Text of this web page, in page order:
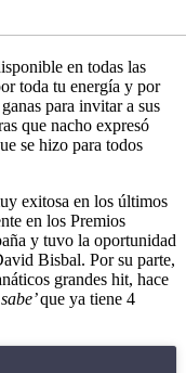
en todas las
toda tu energía y por
para invitar a sus
que nacho expresó
se hizo para todos
exitosa en los últimos
en los Premios
y tuvo la oportunidad
Bisbal. Por su parte,
grandes hit, hace
que ya tiene 4